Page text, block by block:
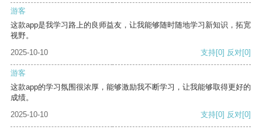
游客
这款app是我学习路上的良师益友，让我能够随时随地学习新知识，拓宽
视野。
2025-10-10
支持[0] 反对[0]
游客
这款app的学习氛围很浓厚，能够激励我不断学习，让我能够取得更好的
成绩。
2025-10-10
支持[0] 反对[0]